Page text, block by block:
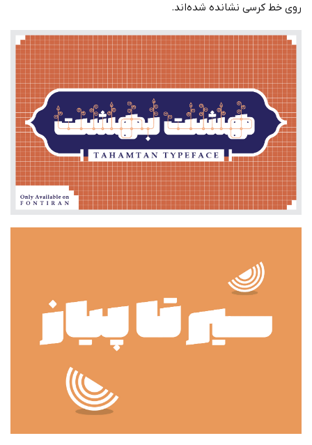
روی خط کرسی نشانده شده‌اند.